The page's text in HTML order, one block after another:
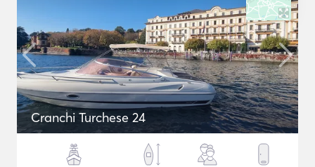
Cranchi Turchese 24